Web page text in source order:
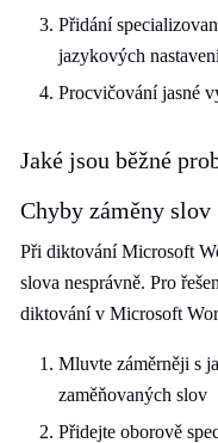
Přidání
jazykových
Procvičování jasné
Jaké jsou běžné
Chyby záměny slov
Při diktování Microsoft
slova nesprávně. Pro
diktování v Microsoft
Mluvte záměrněji s
zaměňovaných slov
Přidejte oborově